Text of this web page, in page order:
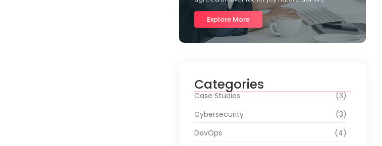
Explore More
Categories
Case Studies
(3)
Cybersecurity
(3)
DevOps
(4)